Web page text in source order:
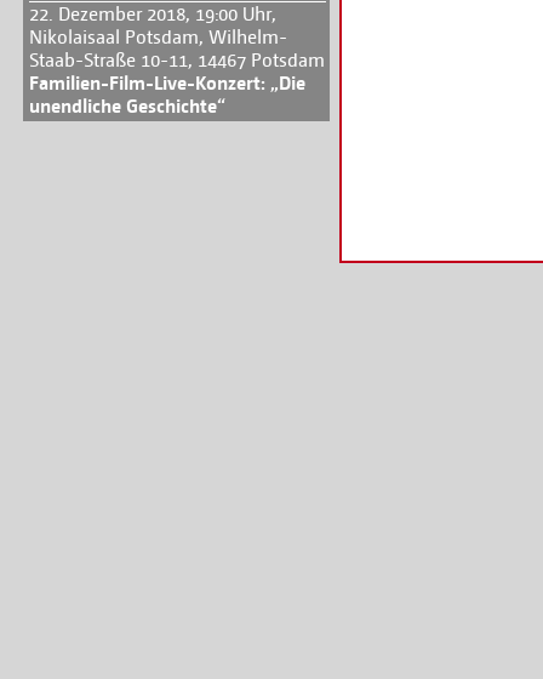
22. Dezember 2018, 19:00 Uhr,
Nikolaisaal Potsdam, Wilhelm-
Staab-Straße 10-11, 14467 Potsdam
Familien-Film-Live-Konzert: „Die
unendliche Geschichte“